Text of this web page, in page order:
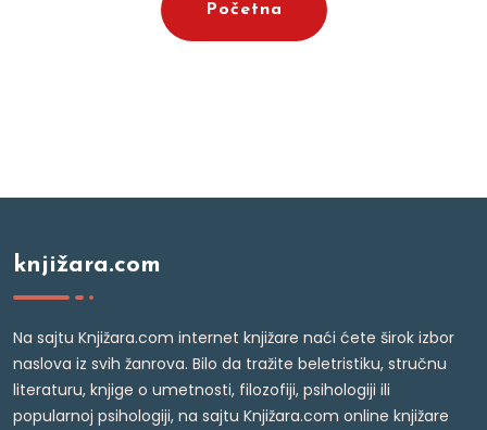
Početna
knjižara.com
Na sajtu Knjižara.com internet knjižare naći ćete širok izbor
naslova iz svih žanrova. Bilo da tražite beletristiku, stručnu
literaturu, knjige o umetnosti, filozofiji, psihologiji ili
popularnoj psihologiji, na sajtu Knjižara.com online knjižare